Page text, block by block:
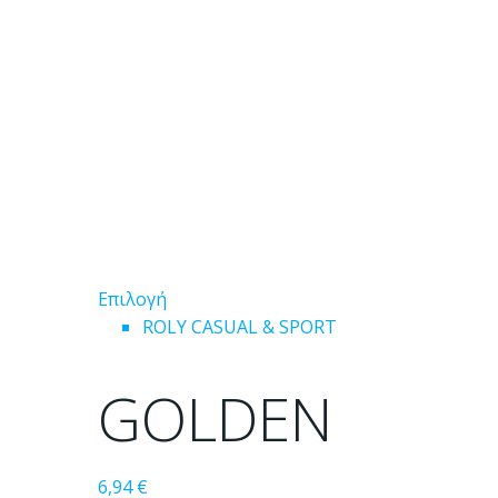
Επιλογή
το
πολλαπλές
παραλλαγές.
ROLY CASUAL & SPORT
GOLDEN
6,94€